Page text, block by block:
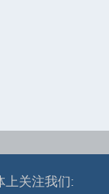
上关注我们: